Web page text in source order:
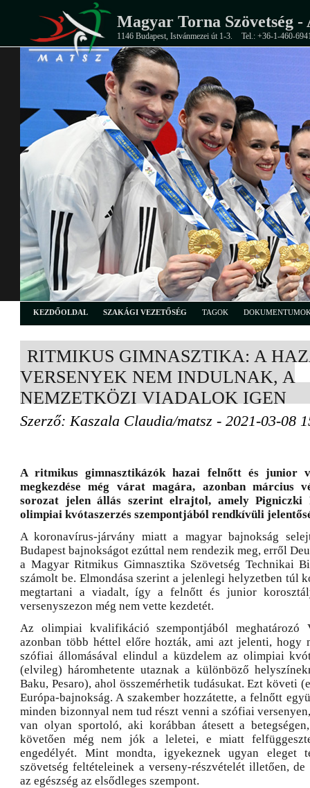
Magyar Torna Szövetség -
1146 Budapest, Istvánmezei út 1-3. Tel.: +36-1-460-
KEZDŐOLDAL SZAKÁGI VEZETŐSÉG TAGOK
RITMIKUS GIMNASZTIKA: A
VERSENYEK NEM INDULNAK, A
NEMZETKÖZI VIADALOK IGEN
Szerző: Kaszala Claudia/matsz - 2021-03-08
A ritmikus gimnasztikázók hazai felnőtt és junior
megkezdése még várat magára, azonban március
sorozat jelen állás szerint elrajtol, amely Pigniczki
olimpiai kvótaszerzés szempontjából rendkívüli
A koronavírus-járvány miatt a magyar bajnokság
Budapest bajnokságot ezúttal nem rendezik meg, erről
a Magyar Ritmikus Gimnasztika Szövetség Technikai
számolt be. Elmondása szerint a jelenlegi helyzetben túl
megtartani a viadalt, így a felnőtt és junior
versenyszezon még nem vette kezdetét.
Az olimpiai kvalifikáció szempontjából meghatározó
azonban több héttel előre hozták, ami azt jelenti, hogy
szófiai állomásával elindul a küzdelem az olimpiai
(elvileg) háromhetente utaznak a különböző
Baku, Pesaro), ahol összemérhetik tudásukat. Ezt követi
Európa-bajnokság. A szakember hozzátette, a felnőtt
minden bizonnyal nem tud részt venni a szófiai
van olyan sportoló, aki korábban átesett a
követően még nem jók a leletei, e miatt
engedélyét. Mint mondta, igyekeznek ugyan eleget
szövetség feltételeinek a verseny-részvételét illetően, de
az egészség az elsődleges szempont.